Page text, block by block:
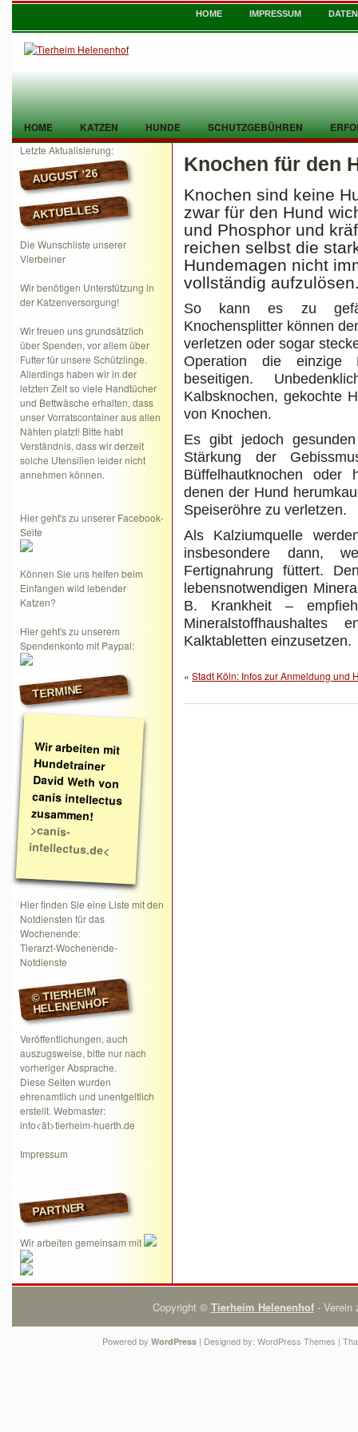
HOME IMPRESSUM
HOME KATZEN HUNDE SCHUTZGEBÜHREN
TIER GEFUNDEN KONTAKT
Letzte Aktualisierung:
AUGUST ’26
AKTUELLES
Die Wunschliste unserer
Vierbeiner
Wir benötigen Unterstützung in
der Katzenversorgung!
Wir freuen uns grundsätzlich
über Spenden, vor allem über
Futter für unsere Schützlinge.
Allerdings haben wir in der
letzten Zeit so viele Handtücher
und Bettwäsche erhalten, dass
unser Vorratscontainer aus allen
Nähten platzt! Bitte habt
Verständnis, dass wir derzeit
solche Utensilien leider nicht
annehmen können.
Hier geht's zu unserer Facebook-
Seite
Können Sie uns helfen beim
Einfangen wild lebender
Katzen?
Hier geht's zu unserem
Spendenkonto mit Paypal:
TERMINE
Wir arbeiten mit
Hundetrainer
David Weth von
canis intellectus
zusammen!
>canis-
intellectus.de<
Hier finden Sie eine Liste mit den
Notdiensten für das
Wochenende:
Tierarzt-Wochenende-
Notdienste
© TIERHEIM
HELENENHOF
Veröffentlichungen, auch
auszugsweise, bitte nur nach
vorheriger Absprache.
Diese Seiten wurden
ehrenamtlich und unentgeltlich
erstellt. Webmaster:
info<ät>tierheim-huerth.de
Impressum
PARTNER
Wir arbeiten gemeinsam mit
Knochen für den
Knochen sind keine
zwar für den Hund
und Phosphor und
reichen selbst die
Hundemagen nicht
vollständig
So kann es zu
Knochensplitter können
verletzen oder sogar
Operation die einzige
beseitigen.
Kalbsknochen, gekochte
von Knochen.
Es gibt jedoch
Stärkung der
Büffelhautknochen oder
denen der Hund
Speiseröhre zu verletzen.
Als Kalziumquelle
insbesondere dann,
Fertignahrung füttert.
lebensnotwendigen
B. Krankheit –
Mineralstoffhaushaltes
Kalktabletten einzusetzen.
« Stadt Köln: Infos zur Anmeldung und
Copyright © Tierheim Helenenhof- Verein
Powered by WordPress | Designed by: WordPress Themes |